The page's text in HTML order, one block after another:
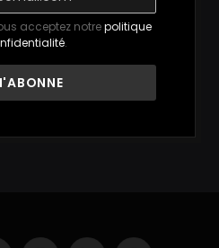
acceptez notrepolitique
.